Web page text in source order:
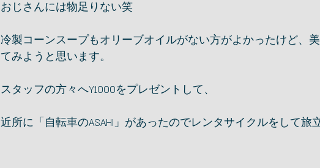
おじさんには物足りない笑
冷製コーンスープもオリーブオイルがない方がよかったけど、
てみようと思います。
スタッフの方々へY1000をプレゼントして、
近所に「自転車のASAHI」があったのでレンタサイクルをして旅立